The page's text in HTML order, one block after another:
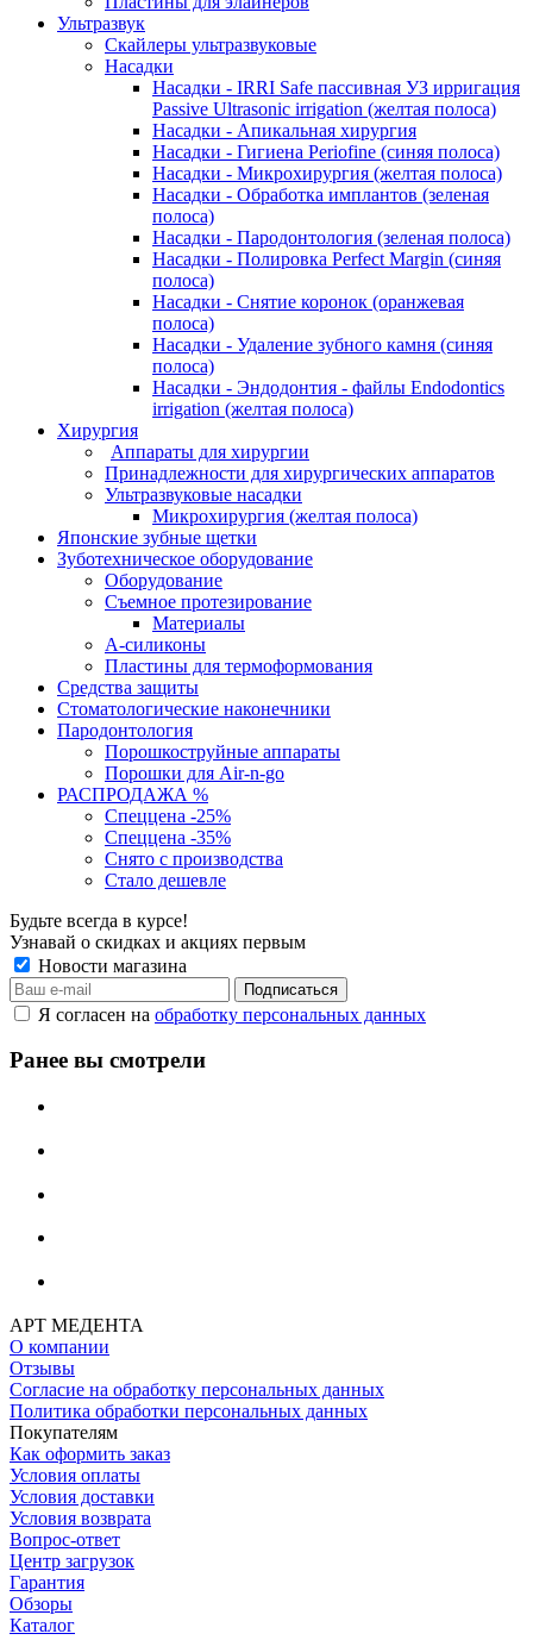
Ультразвук
Скайлеры ультразвуковые
Насадки
Насадки - IRRI Safe пассивная УЗ ирригация
Passive Ultrasonic irrigation (желтая полоса)
Насадки - Апикальная хирургия
Насадки - Гигиена Periofine (синяя полоса)
Насадки - Микрохирургия (желтая полоса)
Насадки - Обработка имплантов (зеленая
полоса)
Насадки - Пародонтология (зеленая полоса)
Насадки - Полировка Perfect Margin (синяя
полоса)
Насадки - Снятие коронок (оранжевая
полоса)
Насадки - Удаление зубного камня (синяя
полоса)
Насадки - Эндодонтия - файлы Endodontics
irrigation (желтая полоса)
Хирургия
Аппараты для хирургии
Принадлежности для хирургических аппаратов
Ультразвуковые насадки
Микрохирургия (желтая полоса)
Японские зубные щетки
Зуботехническое оборудование
Оборудование
Съемное протезирование
Материалы
А-силиконы
Пластины для термоформования
Средства защиты
Стоматологические наконечники
Пародонтология
Порошкоструйные аппараты
Порошки для Air-n-go
РАСПРОДАЖА %
Спеццена -25%
Спеццена -35%
Снято с производства
Стало дешевле
Будьте всегда в курсе!
Узнавай о скидках и акциях первым
Новости магазина
Я согласен на обработку персональных данных
Ранее вы смотрели
АРТ МЕДЕНТА
О компании
Отзывы
Согласие на обработку персональных данных
Политика обработки персональных данных
Покупателям
Как оформить заказ
Условия оплаты
Условия доставки
Условия возврата
Вопрос-ответ
Центр загрузок
Гарантия
Обзоры
Каталог